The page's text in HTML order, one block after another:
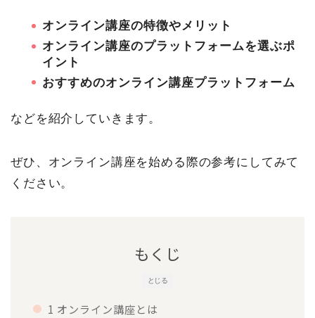
オンライン講座の特徴やメリット
オンライン講座のプラットフォームを選ぶポ
イント
おすすめのオンライン講座プラットフォーム
などを紹介していきます。
ぜひ、オンライン講座を始める際の参考にしてみて
ください。
とじる
もくじ
1 オンライン講座とは